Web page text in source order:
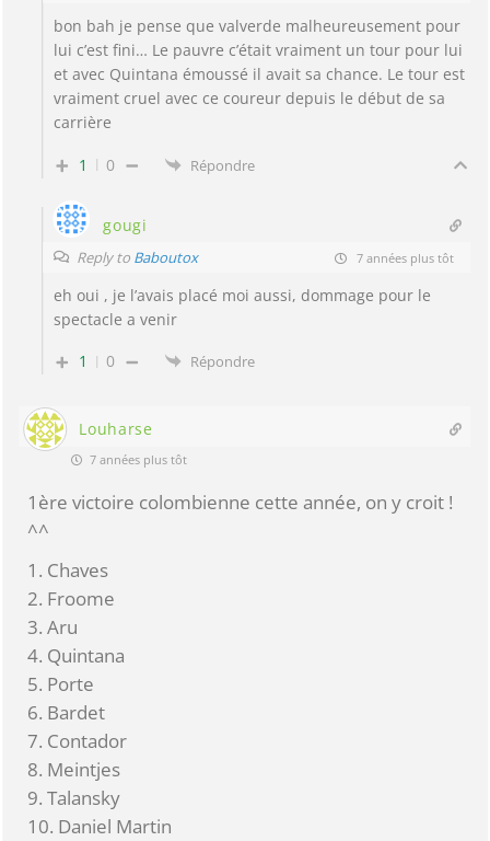
bon bah je pense que valverde malheureusement pour
lui c’est fini… Le pauvre c’était vraiment un tour pour lui
et avec Quintana émoussé il avait sa chance. Le tour est
vraiment cruel avec ce coureur depuis le début de sa
carrière
1 0 Répondre
gougi
Reply to Baboutox 7 années plus tôt
eh oui , je l’avais placé moi aussi, dommage pour le
spectacle a venir
1
0 Répondre
Louharse
7 années plus tôt
1ère victoire colombienne cette année, on y croit !
^^
1. Chaves
2. Froome
3. Aru
4. Quintana
5. Porte
6. Bardet
7. Contador
8. Meintjes
9. Talansky
10. Daniel Martin